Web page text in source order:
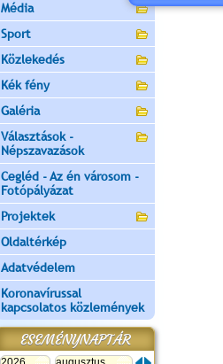
Média
Sport
Közlekedés
Kék fény
Galéria
Választások -
Népszavazások
Cegléd - Az én városom -
Fotópályázat
Projektek
Oldaltérkép
Adatvédelem
Koronavírussal
kapcsolatos közlemények
ESEMÉNYNAPTÁR